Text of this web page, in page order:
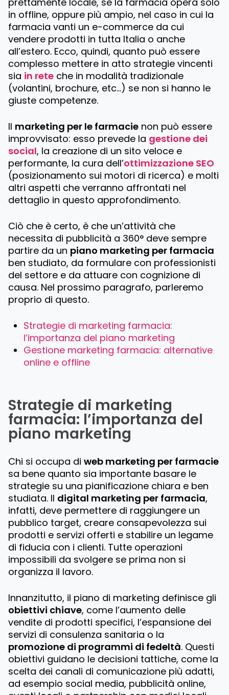
in offline, oppure più ampio, nel caso in cui la
farmacia vanti un e-commerce da cui
vendere prodotti in tutta Italia o anche
all’estero. Ecco, quindi, quanto può essere
complesso mettere in atto strategie vincenti
sia in rete che in modalità tradizionale
(volantini, brochure, etc…) se non si hanno le
giuste competenze.
Il marketing per le farmacie non può essere
improvvisato: esso prevede la gestione dei
social, la creazione di un sito veloce e
performante, la cura dell’ottimizzazione SEO
(posizionamento sui motori di ricerca) e molti
altri aspetti che verranno affrontati nel
dettaglio in questo approfondimento.
Ciò che è certo, è che un’attività che
necessita di pubblicità a 360° deve sempre
partire da un piano marketing per farmacia
ben studiato, da formulare con professionisti
del settore e da attuare con cognizione di
causa. Nel prossimo paragrafo, parleremo
proprio di questo.
Strategie di marketing farmacia:
l’importanza del piano marketing
Gestione marketing farmacia: alternative
online e offline
Strategie di marketing
farmacia: l’importanza del
piano marketing
Chi si occupa diweb marketing per farmacie
sa bene quanto sia importante basare le
strategie su una pianificazione chiara e ben
studiata. Il digital marketing per farmacia,
infatti, deve permettere di raggiungere un
pubblico target, creare consapevolezza sui
prodotti e servizi offerti e stabilire un legame
di fiducia con i clienti. Tutte operazioni
impossibili da svolgere se prima non si
organizza il lavoro.
Innanzitutto, il piano di marketing definisce gli
obiettivi chiave, come l’aumento delle
vendite di prodotti specifici, l’espansione dei
servizi di consulenza sanitaria o la
promozione di programmi di fedeltà. Questi
obiettivi guidano le decisioni tattiche, come la
scelta dei canali di comunicazione più adatti,
ad esempio social media, pubblicità online,